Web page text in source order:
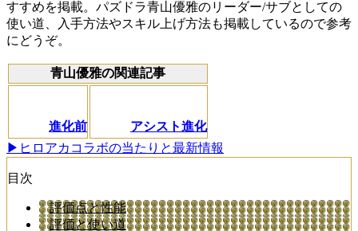
すすめを掲載。パズドラ青山優雅のリーダー/サブとしての
使い道、入手方法やスキル上げ方法も掲載しているので参考
にどうぞ。
青山優雅の関連記事
進化前
アシスト進化
▶ヒロアカコラボの当たりと最新情報
目次
評価点と性能
評価と使い道